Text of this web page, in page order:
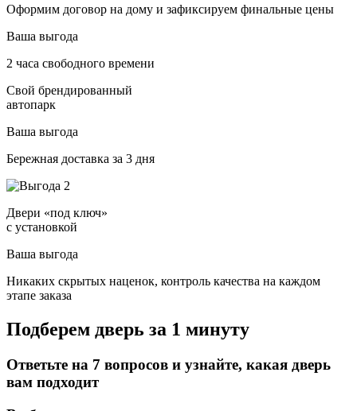
Оформим договор на дому и зафиксируем финальные цены
Ваша выгода
2 часа свободного времени
Свой брендированный
автопарк
Ваша выгода
Бережная доставка за 3 дня
Двери «под ключ»
с установкой
Ваша выгода
Никаких скрытых наценок, контроль качества на каждом
этапе заказа
Подберем дверь за 1 минуту
Ответьте на 7 вопросов и узнайте, какая дверь
вам подходит